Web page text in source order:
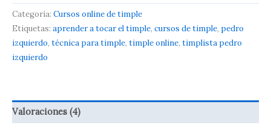
Categoría: Cursos online de timple
Etiquetas: aprender a tocar el timple, cursos de timple, pedro
izquierdo, técnica para timple, timple online, timplista pedro
izquierdo
Valoraciones (4)